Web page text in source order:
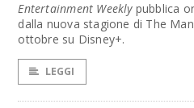
Entertainment Weeklypubblica
dalla nuova stagione di The
ottobre su Disney+.
LEGGI